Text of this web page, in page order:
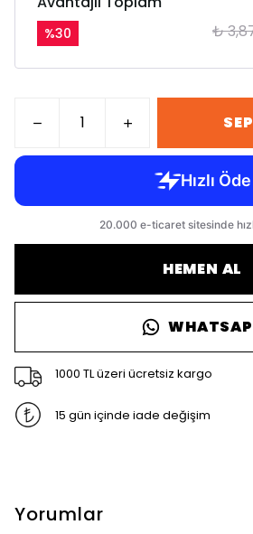
%30 ₺
HEMEN AL
1000 TL üzeri ücretsiz kargo
15 gün içinde iade değişim
Yorumlar